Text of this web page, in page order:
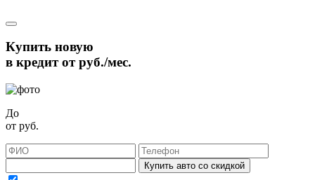
Купить новую
в кредит отруб./мес.
До
от руб.
Купить авто со скидкой